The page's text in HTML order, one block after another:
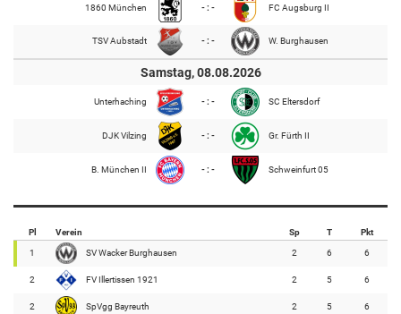
1860 München - : - FC Augsburg II
TSV Aubstadt - : - W. Burghausen
Samstag, 08.08.2026
Unterhaching - : - SC Eltersdorf
DJK Vilzing - : - Gr. Fürth II
B. München II - : - Schweinfurt 05
Pl Verein Sp T Pkt
1 SV Wacker Burghausen 2 6 6
2 FV Illertissen 1921 2 5 6
2 SpVgg Bayreuth 2 5 6